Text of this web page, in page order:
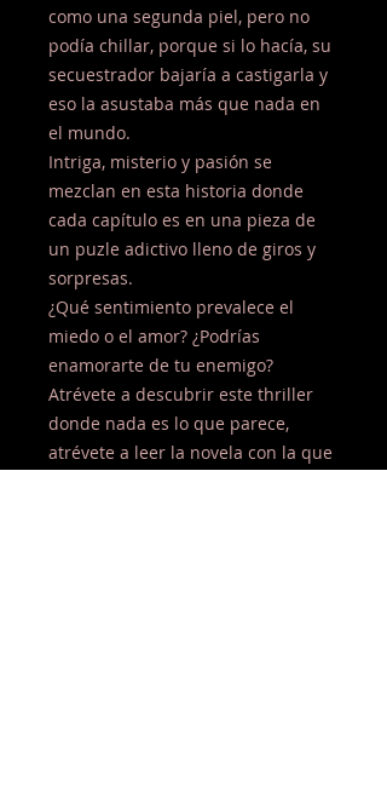
como una segunda piel, pero no
podía chillar, porque si lo hacía, su
secuestrador bajaría a castigarla y
eso la asustaba más que nada en
el mundo.
Intriga, misterio y pasión se
mezclan en esta historia donde
cada capítulo es en una pieza de
un puzle adictivo lleno de giros y
sorpresas.
¿Qué sentimiento prevalece el
miedo o el amor? ¿Podrías
enamorarte de tu enemigo?
Atrévete a descubrir este thriller
donde nada es lo que parece,
atrévete a leer la novela con la que